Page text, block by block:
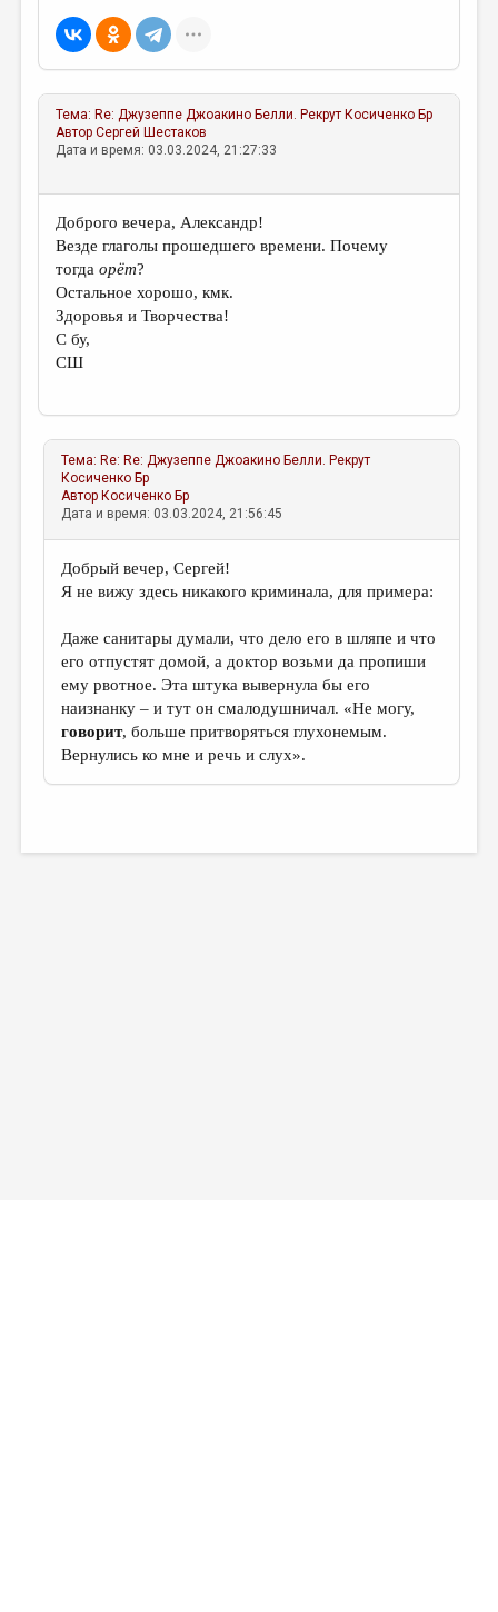
Тема:Re: Джузеппе Джоакино Белли. Рекрут Косиченко Бр
АвторСергей Шестаков
Дата и время: 03.03.2024, 21:27:33
Доброго вечера, Александр!
Везде глаголы прошедшего времени. Почему
тогдаорёт?
Остальное хорошо, кмк.
Здоровья и Творчества!
С бу,
СШ
Тема:Re: Re: Джузеппе Джоакино Белли. Рекрут
Косиченко Бр
АвторКосиченко Бр
Дата и время: 03.03.2024, 21:56:45
Добрый вечер, Сергей!
Я не вижу здесь никакого криминала, для примера:
Даже санитары думали, что дело его в шляпе и что
его отпустят домой, а доктор возьми да пропиши
ему рвотное. Эта штука вывернула бы его
наизнанку – и тут он смалодушничал. «Не могу,
говорит, больше притворяться глухонемым.
Вернулись ко мне и речь и слух».